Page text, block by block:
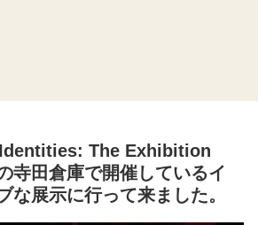
Identities: The Exhibition
寺田倉庫で開催しているイ
な展示に行って来ました。